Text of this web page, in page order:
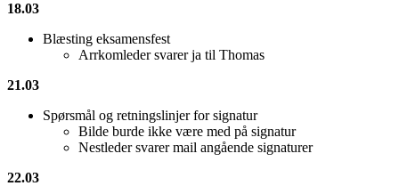
18.03
Blæsting eksamensfest
Arrkomleder svarer ja til Thomas
21.03
Spørsmål og retningslinjer for signatur
Bilde burde ikke være med på signatur
Nestleder svarer mail angående signaturer
22.03